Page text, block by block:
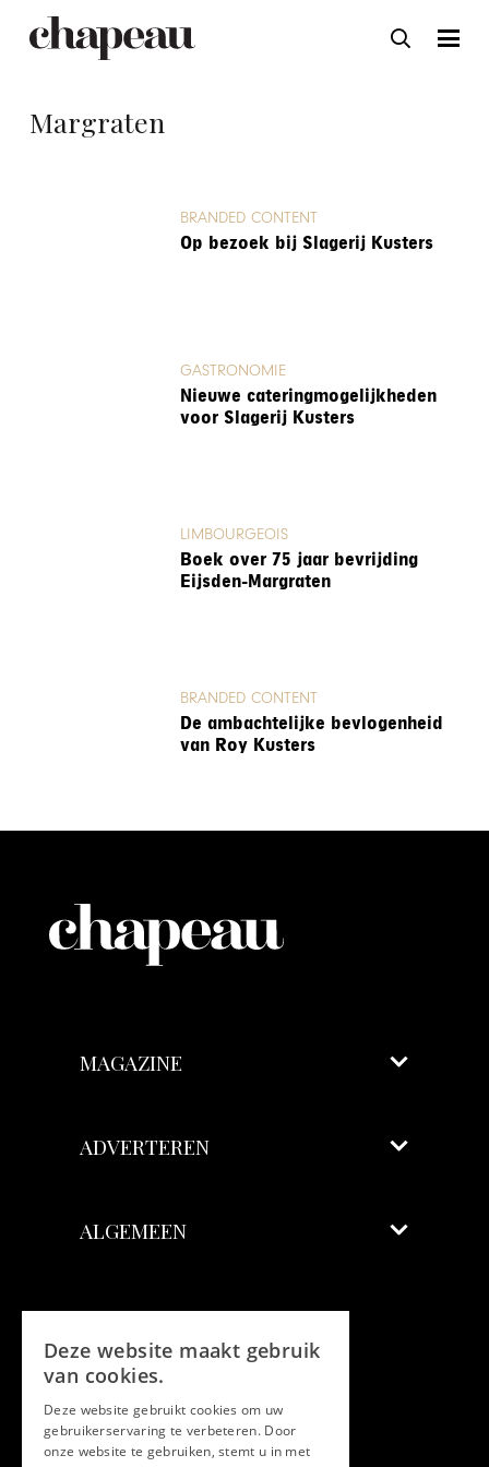
Margraten
BRANDED CONTENT
Op bezoek bij Slagerij Kusters
GASTRONOMIE
Nieuwe cateringmogelijkheden
voor Slagerij Kusters
LIMBOURGEOIS
Boek over 75 jaar bevrijding
Eijsden-Margraten
BRANDED CONTENT
De ambachtelijke bevlogenheid
van Roy Kusters
MAGAZINE
ADVERTEREN
ALGEMEEN
Facebook
Twitter
Deze website maakt gebruik
van cookies.
Deze website gebruikt cookies om uw
gebruikerservaring te verbeteren. Door
onze website te gebruiken, stemt u in met